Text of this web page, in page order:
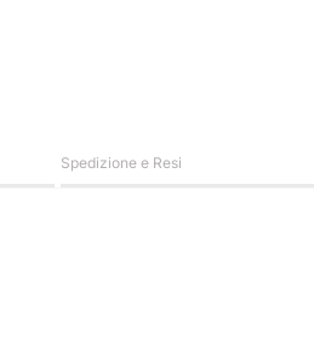
Spedizione e Resi